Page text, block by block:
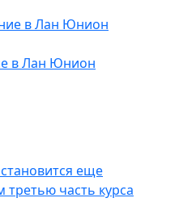
в Лан Юнион